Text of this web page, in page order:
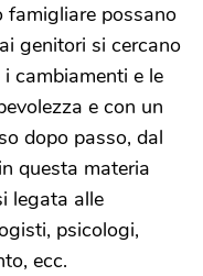
famigliare possano
genitori si cercano
cambiamenti e le
e con un
dopo passo, dal
questa materia
legata alle
psicologi,
ecc.